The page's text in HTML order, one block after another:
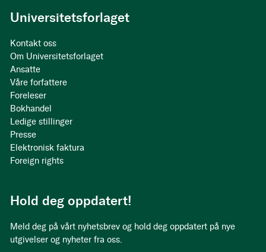
Universitetsforlaget
Kontakt oss
Om Universitetsforlaget
Ansatte
Våre forfattere
Foreleser
Bokhandel
Ledige stillinger
Presse
Elektronisk faktura
Foreign rights
Hold deg oppdatert!
Meld deg på vårt nyhetsbrev og hold deg oppdatert på nye
utgivelser og nyheter fra oss.